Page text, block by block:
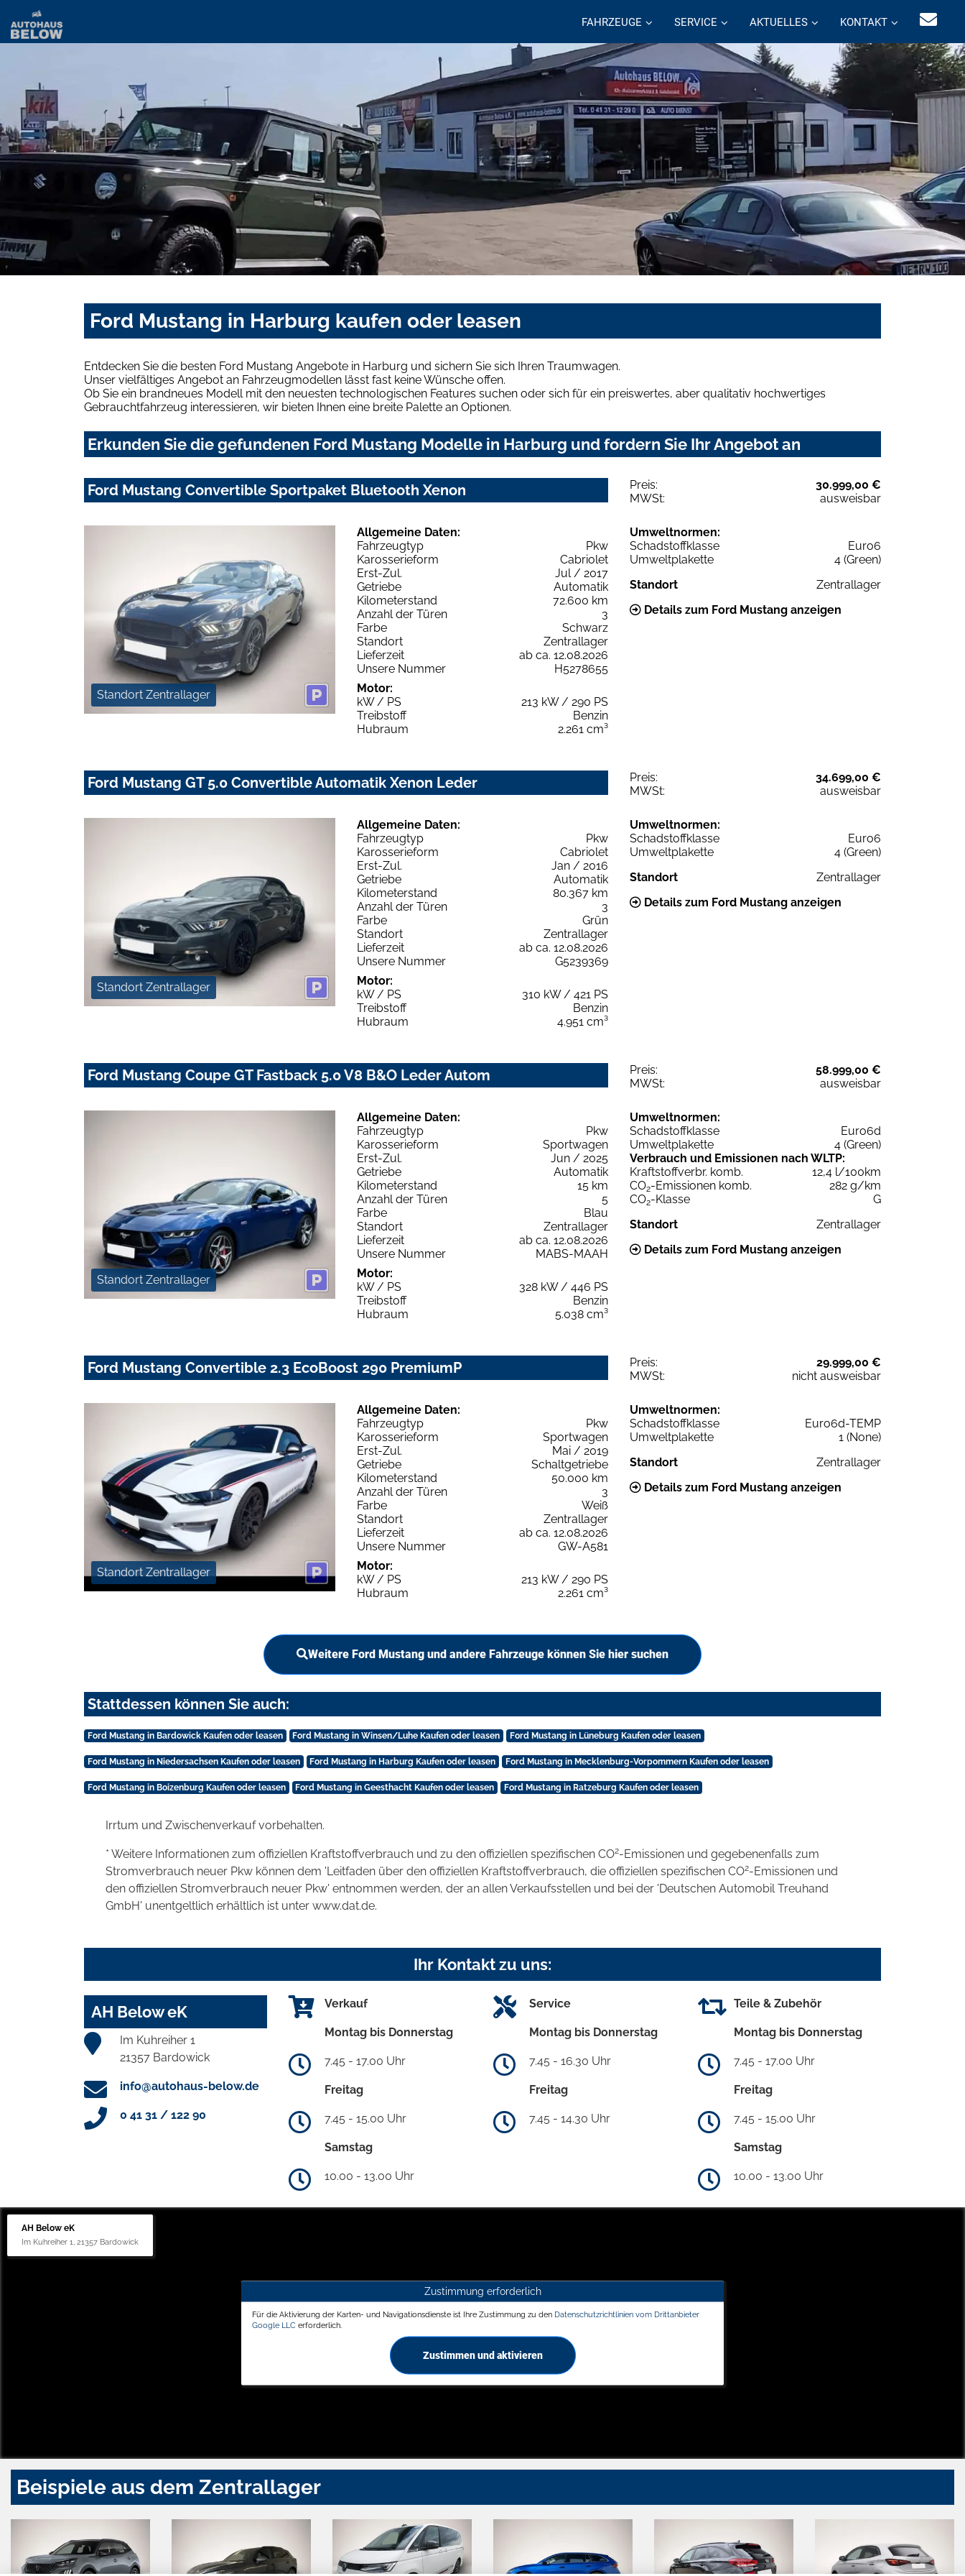
FAHRZEUGE SERVICE AKTUELLES KONTAKT
Ford Mustang in Harburg kaufen oder leasen
Entdecken Sie die besten Ford Mustang Angebote in Harburg und sichern Sie sich Ihren Traumwagen.
Unser vielfältiges Angebot an Fahrzeugmodellen lässt fast keine Wünsche offen.
Ob Sie ein brandneues Modell mit den neuesten technologischen Features suchen oder sich für ein preiswertes, aber qualitativ hochwertiges
Gebrauchtfahrzeug interessieren, wir bieten Ihnen eine breite Palette an Optionen.
Erkunden Sie die gefundenen Ford Mustang Modelle in Harburg und fordern Sie Ihr Angebot an
Ford Mustang Convertible Sportpaket Bluetooth Xenon Preis:
30.999,00 €
MWSt:
ausweisbar
Standort Zentrallager
Allgemeine Daten:
Fahrzeugtyp
Pkw
Karosserieform
Cabriolet
Erst-Zul.
Jul / 2017
Getriebe
Automatik
Kilometerstand
72.600 km
Anzahl der Türen
3
Farbe
Schwarz
Standort
Zentrallager
Lieferzeit
ab ca. 12.08.2026
Unsere Nummer
H5278655
Motor:
kW / PS
213 kW / 290 PS
Treibstoff
Benzin
Hubraum
2.261 cm³
Umweltnormen:
Schadstoffklasse
Euro6
Umweltplakette
4 (Green)
Standort
Zentrallager
Details zum Ford Mustang anzeigen
Ford Mustang GT 5.0 Convertible Automatik Xenon Leder Preis:
34.699,00 €
MWSt:
ausweisbar
Standort Zentrallager
Allgemeine Daten:
Fahrzeugtyp
Pkw
Karosserieform
Cabriolet
Erst-Zul.
Jan / 2016
Getriebe
Automatik
Kilometerstand
80.367 km
Anzahl der Türen
3
Farbe
Grün
Standort
Zentrallager
Lieferzeit
ab ca. 12.08.2026
Unsere Nummer
G5239369
Motor:
kW / PS
310 kW / 421 PS
Treibstoff
Benzin
Hubraum
4.951 cm³
Umweltnormen:
Schadstoffklasse
Euro6
Umweltplakette
4 (Green)
Standort
Zentrallager
Details zum Ford Mustang anzeigen
Ford Mustang Coupe GT Fastback 5.0 V8 B&O Leder Autom Preis:
58.999,00 €
MWSt:
ausweisbar
Standort Zentrallager
Allgemeine Daten:
Fahrzeugtyp
Pkw
Karosserieform
Sportwagen
Erst-Zul.
Jun / 2025
Getriebe
Automatik
Kilometerstand
15 km
Anzahl der Türen
5
Farbe
Blau
Standort
Zentrallager
Lieferzeit
ab ca. 12.08.2026
Unsere Nummer
MABS-MAAH
Motor:
kW / PS
328 kW / 446 PS
Treibstoff
Benzin
Hubraum
5.038 cm³
Umweltnormen:
Schadstoffklasse
Euro6d
Umweltplakette
4 (Green)
Verbrauch und Emissionen nach WLTP:
Kraftstoffverbr. komb.
12,4 l/100km
CO2-Emissionen komb.
282 g/km
CO2-Klasse
G
Standort
Zentrallager
Details zum Ford Mustang anzeigen
Ford Mustang Convertible 2.3 EcoBoost 290 PremiumP Preis:
29.999,00 €
MWSt:
nicht ausweisbar
Standort Zentrallager
Allgemeine Daten:
Fahrzeugtyp
Pkw
Karosserieform
Sportwagen
Erst-Zul.
Mai / 2019
Getriebe
Schaltgetriebe
Kilometerstand
50.000 km
Anzahl der Türen
3
Farbe
Weiß
Standort
Zentrallager
Lieferzeit
ab ca. 12.08.2026
Unsere Nummer
GW-A581
Motor:
kW / PS
213 kW / 290 PS
Hubraum
2.261 cm³
Umweltnormen:
Schadstoffklasse
Euro6d-TEMP
Umweltplakette
1 (None)
Standort
Zentrallager
Details zum Ford Mustang anzeigen
Weitere Ford Mustang und andere Fahrzeuge können Sie hier suchen
Stattdessen können Sie auch:
Ford Mustang in Bardowick Kaufen oder leasen Ford Mustang in Winsen/Luhe Kaufen oder leasen Ford Mustang in Lüneburg Kaufen oder leasen
Ford Mustang in Niedersachsen Kaufen oder leasen Ford Mustang in Harburg Kaufen oder leasen Ford Mustang in Mecklenburg-Vorpommern Kaufen oder leasen
Ford Mustang in Boizenburg Kaufen oder leasen Ford Mustang in Geesthacht Kaufen oder leasen Ford Mustang in Ratzeburg Kaufen oder leasen
Irrtum und Zwischenverkauf vorbehalten.
* Weitere Informationen zum offiziellen Kraftstoffverbrauch und zu den offiziellen spezifischen CO2-Emissionen und gegebenenfalls zum
Stromverbrauch neuer Pkw können dem 'Leitfaden über den offiziellen Kraftstoffverbrauch, die offiziellen spezifischen CO2-Emissionen und
den offiziellen Stromverbrauch neuer Pkw' entnommen werden, der an allen Verkaufsstellen und bei der 'Deutschen Automobil Treuhand
GmbH' unentgeltlich erhältlich ist unter www.dat.de.
Ihr Kontakt zu uns:
AH Below eK
Im Kuhreiher 1
21357 Bardowick
info@autohaus-below.de
0 41 31 / 122 90
Verkauf
Montag bis Donnerstag
7.45 - 17.00 Uhr
Freitag
7.45 - 15.00 Uhr
Samstag
10.00 - 13.00 Uhr
Service
Montag bis Donnerstag
7.45 - 16.30 Uhr
Freitag
7.45 - 14.30 Uhr
Teile & Zubehör
Montag bis Donnerstag
7.45 - 17.00 Uhr
Freitag
7.45 - 15.00 Uhr
Samstag
10.00 - 13.00 Uhr
AH Below eK
Im Kuhreiher 1, 21357 Bardowick
Zustimmung erforderlich
Für die Aktivierung der Karten- und Navigationsdienste ist Ihre Zustimmung zu den Datenschutzrichtlinien vom Drittanbieter
Google LLC erforderlich.
Zustimmen und aktivieren
Beispiele aus dem Zentrallager